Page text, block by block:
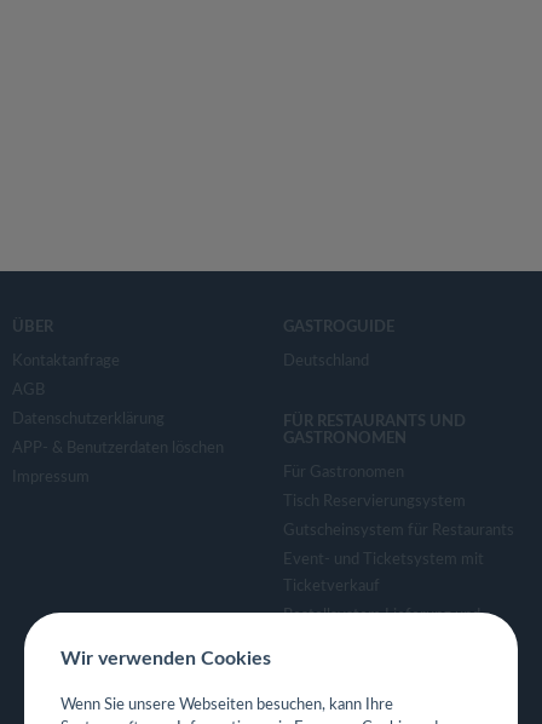
ÜBER
Kontaktanfrage
AGB
Datenschutzerklärung
APP- & Benutzerdaten löschen
Impressum
GASTROGUIDE
Deutschland
FÜR RESTAURANTS UND
GASTRONOMEN
Für Gastronomen
Tisch Reservierungsystem
Gutscheinsystem für Restaurants
Event- und Ticketsystem mit
Ticketverkauf
Bestellsystem Lieferung und
Eigene App für Restaurant
Wir verwenden Cookies
Wenn Sie unsere Webseiten besuchen, kann Ihre